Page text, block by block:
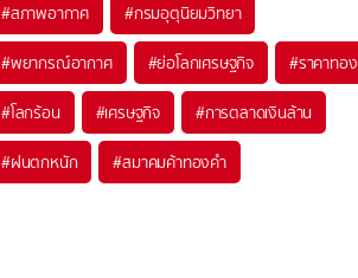
#สภาพอากาศ #กรมอุตุนิยมวิทยา
#พยากรณ์อากาศ #ย่อโลกเศรษฐกิจ #ราคาทอง
#โลกร้อน #เศรษฐกิจ #การตลาดเงินล้าน
#ฝนตกหนัก #สมาคมค้าทองคำ